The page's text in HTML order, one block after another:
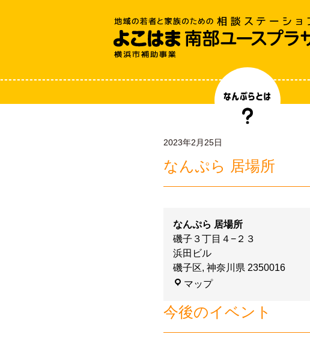
2023年2月25日
なんぷら 居場所
なんぷら 居場所
磯子３丁目４−２３
浜田ビル
磯子区, 神奈川県 2350016
マップ
今後のイベント